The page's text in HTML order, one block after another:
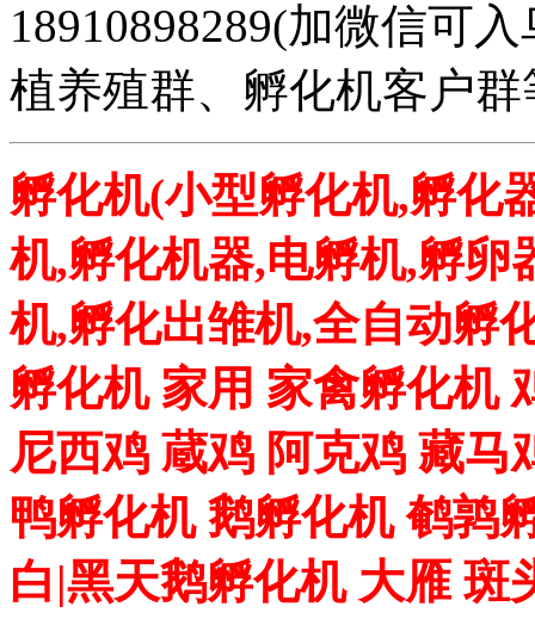
18910898289(加微信可
植养殖群、孵化机客户
孵化机(小型孵化机,孵化
机,孵化机器,电孵机,孵卵
机,孵化出雏机,全自动孵
孵化机 家用 家禽孵化机
尼西鸡 蔵鸡 阿克鸡 藏马
鸭孵化机 鹅孵化机 鹌鹑
白|黑天鹅孵化机 大雁 斑